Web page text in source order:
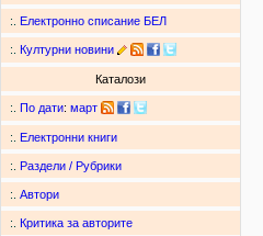
:. Електронно списание БЕЛ
:. Културни новини
Каталози
:. По дати: март
:. Електронни книги
:. Раздели / Рубрики
:. Автори
:. Критика за авторите